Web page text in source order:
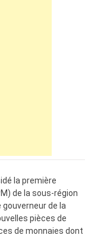
la première
de la sous-région
de la
pièces de
de monnaies dont